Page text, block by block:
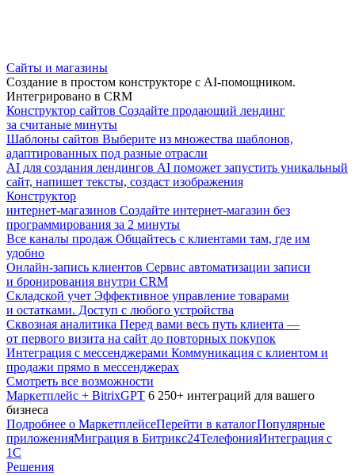
Сайты и магазины
Создание в простом конструкторе с AI-помощником.
Интегрировано в CRM
Конструктор сайтов Создайте продающий лендинг
за считаные минуты
Шаблоны сайтов Выберите из множества шаблонов,
адаптированных под разные отрасли
AI для создания лендингов AI поможет запустить уникальный
сайт, напишет тексты, создаст изображения
Конструктор
интернет-магазинов Создайте интернет-магазин без
программирования за 2 минуты
Все каналы продаж Общайтесь с клиентами там, где им
удобно
Онлайн-запись клиентов Сервис автоматизации записи
и бронирования внутри CRM
Складской учет Эффективное управление товарами
и остатками. Доступ с любого устройства
Сквозная аналитика Перед вами весь путь клиента —
от первого визита на сайт до повторных покупок
Интеграция с мессенджерами Коммуникация с клиентом и
продажи прямо в мессенджерах
Смотреть все возможности
Маркетплейс + BitrixGPT 6 250+ интеграций для вашего
бизнеса
Подробнее о МаркетплейсеПерейти в каталогПопулярные
приложенияМиграция в Битрикс24ТелефонияИнтеграция с
1С
Решения